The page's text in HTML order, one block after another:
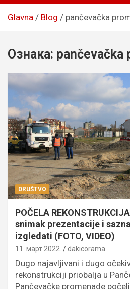
Glavna Blog pančevačka
Ознака: pančevačka
DRUŠTVO
POČELA
snimak prezentacije i
izgledati (FOTO, VIDEO)
11. март 2022. dakicorama
Dugo najavljivani i dugo
rekonstrukciji priobalja u
Pančevačke promenade